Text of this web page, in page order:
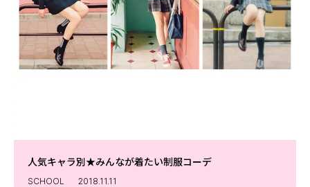
人気キャラ別★みんなが着たい制服コーデ
SCHOOL 2018.11.11